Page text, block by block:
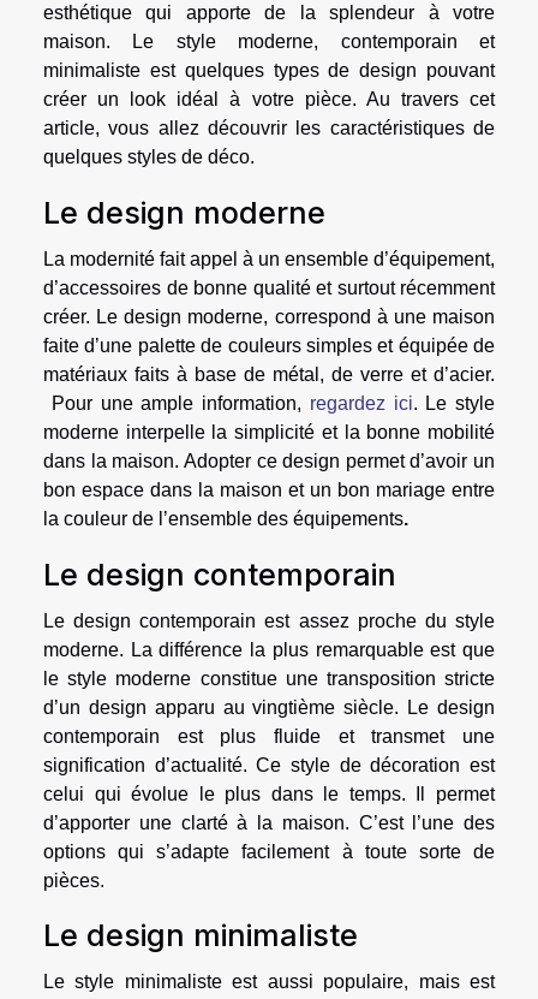
esthétique qui apporte de la splendeur à votre
maison. Le style moderne, contemporain et
minimaliste est quelques types de design pouvant
créer un look idéal à votre pièce. Au travers cet
article, vous allez découvrir les caractéristiques de
quelques styles de déco.
Le design moderne
La modernité fait appel à un ensemble d’équipement,
d’accessoires de bonne qualité et surtout récemment
créer. Le design moderne, correspond à une maison
faite d’une palette de couleurs simples et équipée de
matériaux faits à base de métal, de verre et d’acier.
Pour une ample information, regardez ici. Le style
moderne interpelle la simplicité et la bonne mobilité
dans la maison. Adopter ce design permet d’avoir un
bon espace dans la maison et un bon mariage entre
la couleur de l’ensemble des équipements.
Le design contemporain
Le design contemporain est assez proche du style
moderne. La différence la plus remarquable est que
le style moderne constitue une transposition stricte
d’un design apparu au vingtième siècle. Le design
contemporain est plus fluide et transmet une
signification d’actualité. Ce style de décoration est
celui qui évolue le plus dans le temps. Il permet
d’apporter une clarté à la maison. C’est l’une des
options qui s’adapte facilement à toute sorte de
pièces.
Le design minimaliste
Le style minimaliste est aussi populaire, mais est